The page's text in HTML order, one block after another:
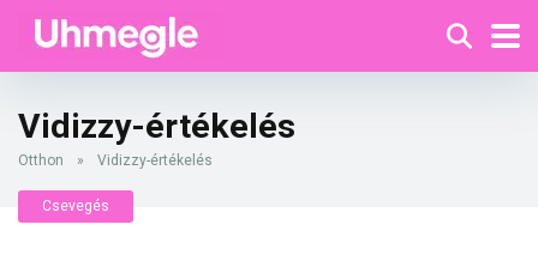
Vidizzy-értékelés
Otthon » Vidizzy-értékelés
Csevegés